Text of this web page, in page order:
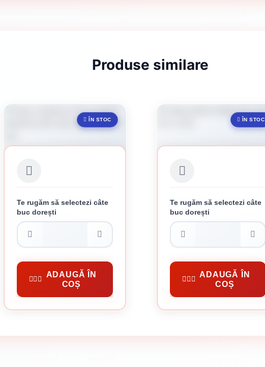
Produse similare
ÎN STOC
PAPUC REAZEM U SU CU
PICIOR IMBINARE LEMN 101
X 60 X 102 X 4 MM
Conectori Metalici
Te rugăm să selectezi câte
buc dorești
ADAUGĂ ÎN
COȘ
ÎN STOC
COLTAR PENTRU MOBILA
Conectori Metalici
Te rugăm să selectezi câte
buc dorești
ADAUGĂ ÎN
COȘ